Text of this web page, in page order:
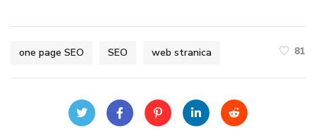
one page SEO SEO web stranica 81